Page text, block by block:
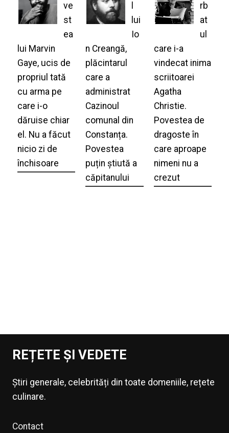
ve
st
ea
lui Marvin
Gaye, ucis de
propriul tată
cu arma pe
care i-o
dăruise chiar
el. Nu a făcut
nicio zi de
închisoare
lui
Io
n Creangă,
plăcintarul
care a
administrat
Cazinoul
comunal din
Constanța.
Povestea
puțin știută a
căpitanului
rb
at
ul
care i-a
vindecat inima
scriitoarei
Agatha
Christie.
Povestea de
dragoste în
care aproape
nimeni nu a
crezut
REȚETE ȘI VEDETE
Știri generale, celebrități din toate domeniile, rețete
culinare.
Contact